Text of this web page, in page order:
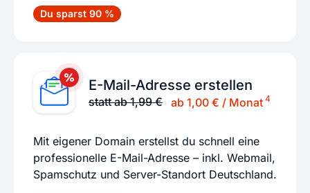
Du sparst 90 %
E-Mail-Adresse erstellen
statt ab 1,99 € ab 1,00 € / Monat4
Mit eigener Domain erstellst du schnell eine
professionelle E-Mail-Adresse – inkl. Webmail,
Spamschutz und Server-Standort Deutschland.